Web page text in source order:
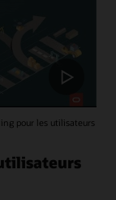
pour les utilisateurs